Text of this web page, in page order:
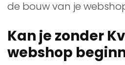
de bouw van je
Kan je zonder
webshop